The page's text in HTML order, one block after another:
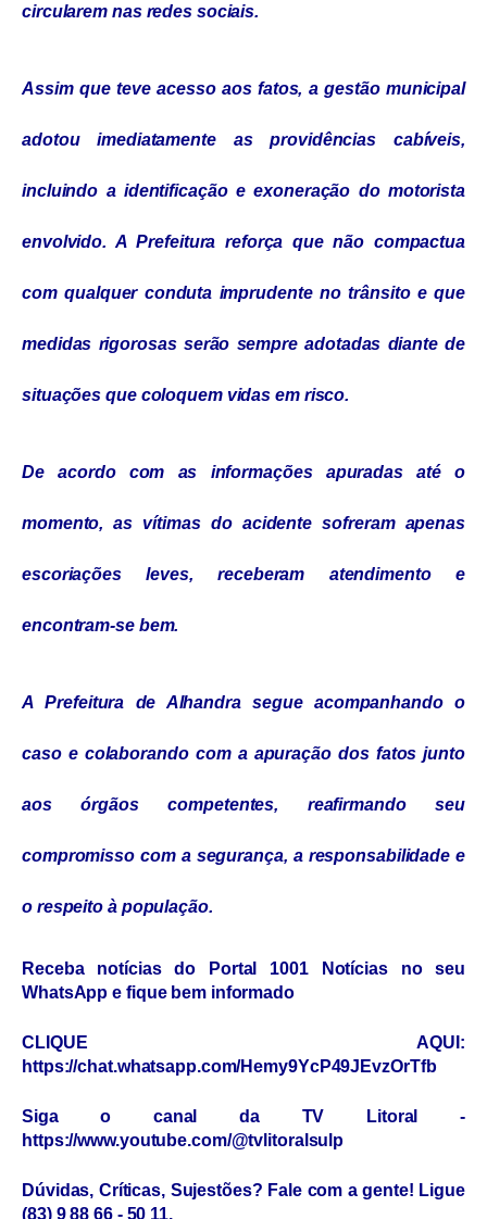
circularem nas redes sociais.
Assim que teve acesso aos fatos, a gestão municipal
adotou imediatamente as providências cabíveis,
incluindo a identificação e exoneração do motorista
envolvido. A Prefeitura reforça que não compactua
com qualquer conduta imprudente no trânsito e que
medidas rigorosas serão sempre adotadas diante de
situações que coloquem vidas em risco.
De acordo com as informações apuradas até o
momento, as vítimas do acidente sofreram apenas
escoriações leves, receberam atendimento e
encontram-se bem.
A Prefeitura de Alhandra segue acompanhando o
caso e colaborando com a apuração dos fatos junto
aos órgãos competentes, reafirmando seu
compromisso com a segurança, a responsabilidade e
o respeito à população.
Receba notícias do Portal 1001 Notícias no seu
WhatsApp e fique bem informado
CLIQUE AQUI:
https://chat.whatsapp.com/Hemy9YcP49JEvzOrTfb
Siga o canal da TV Litoral -
https://www.youtube.com/@tvlitoralsulp
Dúvidas, Críticas, Sujestões? Fale com a gente! Ligue
(83) 9 88 66 - 50 11.